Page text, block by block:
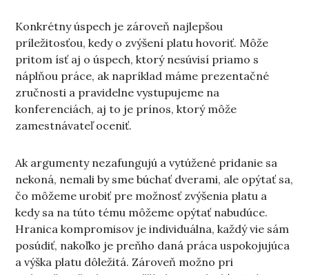
Konkrétny úspech je zároveň najlepšou
príležitosťou, kedy o zvýšení platu hovoriť. Môže
pritom ísť aj o úspech, ktorý nesúvisí priamo s
náplňou práce, ak napríklad máme prezentačné
zručnosti a pravidelne vystupujeme na
konferenciách, aj to je prínos, ktorý môže
zamestnávateľ oceniť.
Ak argumenty nezafungujú a vytúžené pridanie sa
nekoná, nemali by sme búchať dverami, ale opýtať sa,
čo môžeme urobiť pre možnosť zvýšenia platu a
kedy sa na túto tému môžeme opýtať nabudúce.
Hranica kompromisov je individuálna, každý vie sám
posúdiť, nakoľko je preňho daná práca uspokojujúca
a výška platu dôležitá. Zároveň možno pri